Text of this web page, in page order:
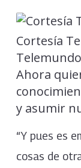
Cortesía
Telemundo
Ahora
y asumir
“Y pues es
cosas de